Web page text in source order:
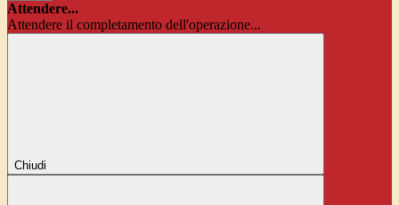
Attendere...
Attendere il completamento dell'operazione...
Chiudi